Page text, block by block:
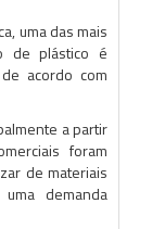
uma das mais
de plástico é
acordo com
a partir
foram
de materiais
demanda